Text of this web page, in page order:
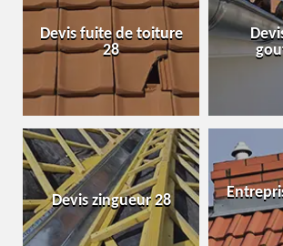
Devis fuite de toiture
28
Devis zingueur 28